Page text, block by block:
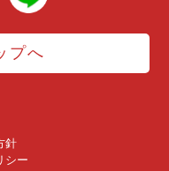
プへ
針
シー